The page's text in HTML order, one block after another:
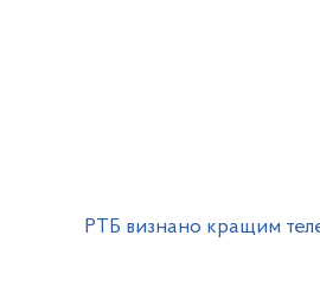
РТБ визнано кращим